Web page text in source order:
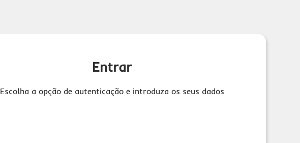
Entrar
Escolha a opção de autenticação e introduza os seus dados